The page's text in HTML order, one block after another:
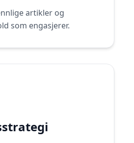
artikler og
som engasjerer.